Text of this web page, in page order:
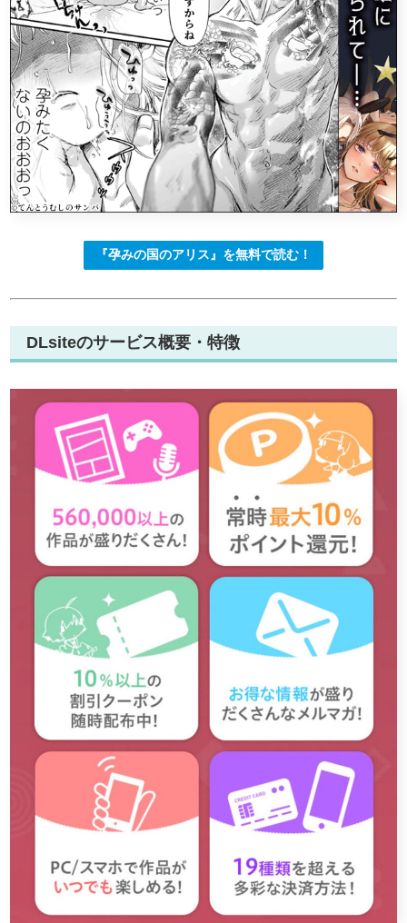
『孕みの国のアリス』を無料で読む！
DLsiteのサービス概要・特徴